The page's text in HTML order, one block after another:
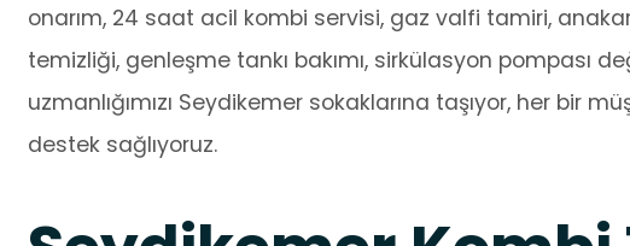
onarım, 24 saat acil kombi servisi, gaz valfi tamiri,
temizliği, genleşme tankı bakımı, sirkülasyon pompası
uzmanlığımızı Seydikemer sokaklarına taşıyor, her bir
destek sağlıyoruz.